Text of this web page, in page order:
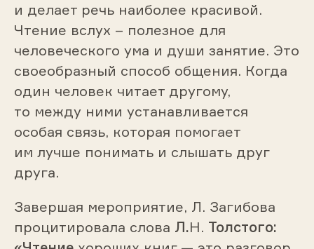
и делает речь наиболее красивой.
Чтение вслух – полезное для
человеческого ума и души занятие. Это
своеобразный способ общения. Когда
один человек читает другому,
то между ними устанавливается
особая связь, которая помогает
им лучше понимать и слышать друг
друга.
Завершая мероприятие, Л. Загибова
процитировала слова Л.Н. Толстого: